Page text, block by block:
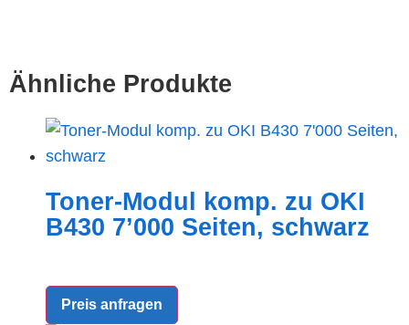
Ähnliche Produkte
Toner-Modul komp. zu OKI
B430 7’000 Seiten, schwarz
Preis anfragen